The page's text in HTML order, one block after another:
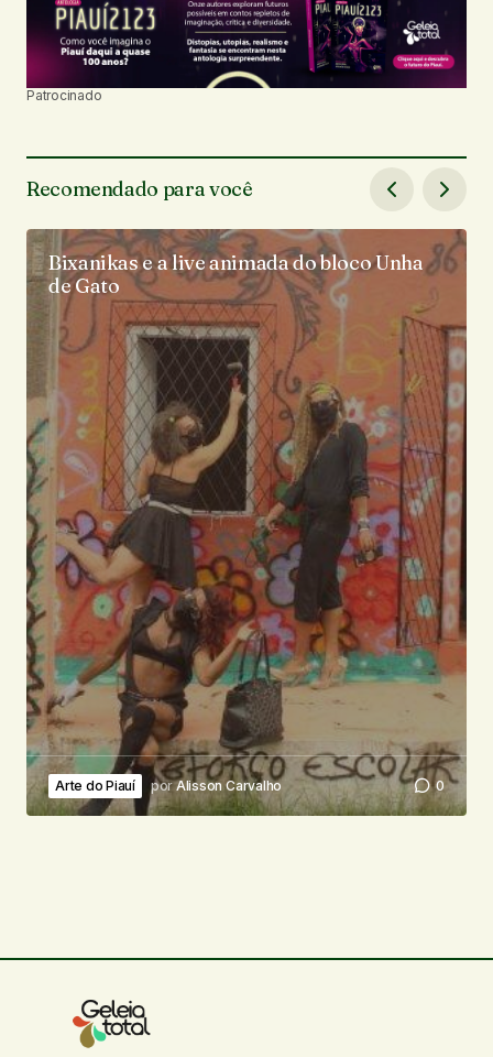
Patrocinado
Recomendado para você
Bixanikas e a live animada do bloco Unha
de Gato
Arte do Piauí porAlisson Carvalho 0